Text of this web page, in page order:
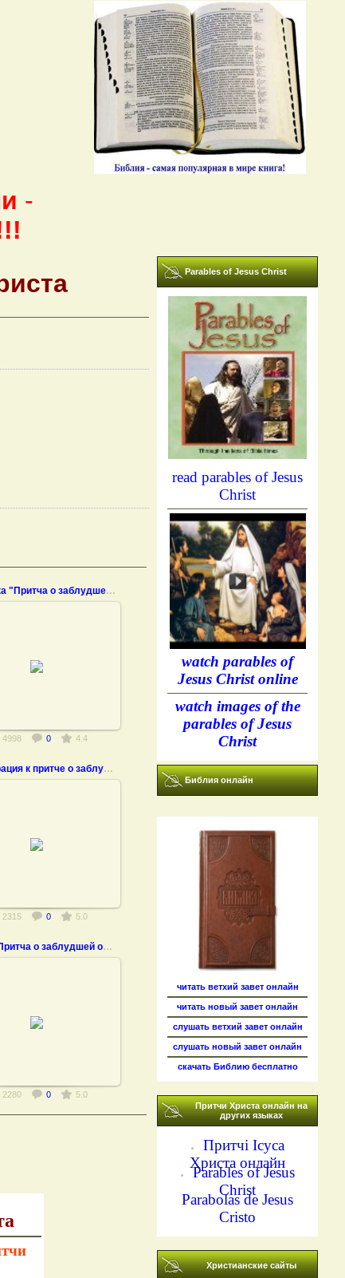
-
Раскраска "Притча о заблудшей овце"
4998 0 4.4
Иллюстрация к притче о заблудшей овце
2315 0 5.0
картина Притча о заблудшей овце
2280 0 5.0
Parables of Jesus Christ
read parables of Jesus
Christ
watch parables of
Jesus Christ online
watch images of the
parables of Jesus
Christ
Библия онлайн
читать ветхий завет онлайн
читать новый завет онлайн
слушать ветхий завет онлайн
слушать новый завет онлайн
скачать Библию бесплатно
Притчи Христа онлайн на
других языках
Притчі Ісуса
Христа онлайн
Parables of Jesus
Christ
Parabolas de Jesus
Cristo
Христианские сайты